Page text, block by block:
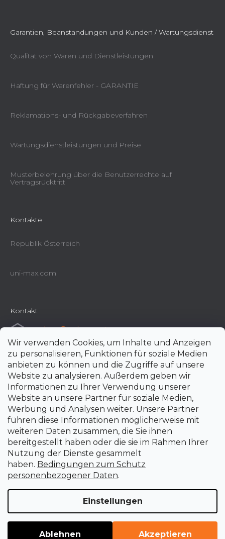
Wir verwenden Cookies, um Inhalte und Anzeigen
zu personalisieren, Funktionen für soziale Medien
anbieten zu können und die Zugriffe auf unsere
Website zu analysieren. Außerdem geben wir
Informationen zu Ihrer Verwendung unserer
Website an unsere Partner für soziale Medien,
Werbung und Analysen weiter. Unsere Partner
führen diese Informationen möglicherweise mit
weiteren Daten zusammen, die Sie ihnen
bereitgestellt haben oder die sie im Rahmen Ihrer
Nutzung der Dienste gesammelt
haben. Bedingungen zum Schutz
personenbezogener Daten.
Einstellungen
Ablehnen Akzeptieren
Garantien, Beanstandungen und Kunden / Wartungsdienst
Qualität von Waren und Dienstleistungen
Haftung für Warenfehler - GARANTIE
Reklamations- und Rückgabeverfahren
Wartungsdienstleistungen und Preise
Musterbelehrung über die Benutzerrechte auf
Vertragsrücktritt
Kontakte
Republik Österreich
uni-max.com
Kontakt
e-shop@uni-max.at
+420 266 190 190
Erstellt von Shoptet Premium
Einstellungen ändern